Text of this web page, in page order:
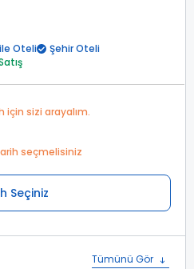
Oteli
Şehir Oteli
için sizi arayalım.
seçmelisiniz
Seçiniz
Tümünü Gör